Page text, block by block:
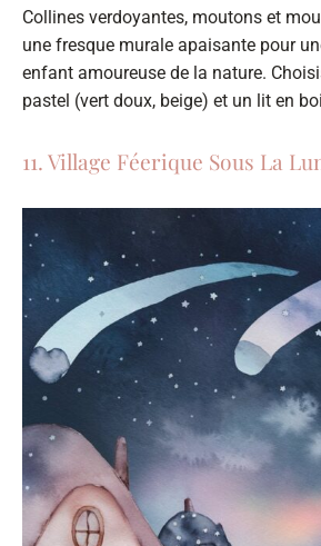
Collines verdoyantes, moutons et
une fresque murale apaisante pour
enfant amoureuse de la nature.
pastel (vert doux, beige) et un lit en
11. Village Féerique Sous La